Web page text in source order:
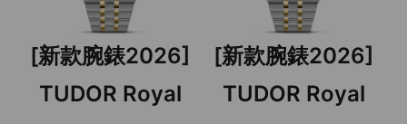
[新款腕錶2026]
TUDOR Royal
[新款腕錶2026]
TUDOR Royal